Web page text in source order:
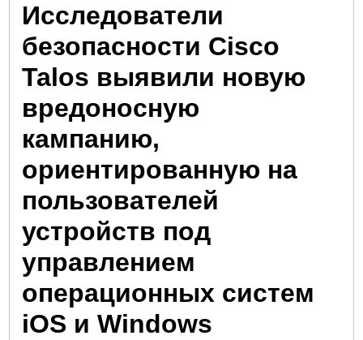
Исследователи
безопасности Cisco
Talos выявили новую
вредоносную
кампанию,
ориентированную на
пользователей
устройств под
управлением
операционных систем
iOS и Windows